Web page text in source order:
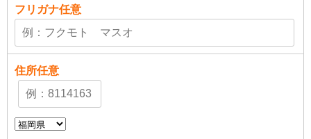
フリガナ任意
住所任意